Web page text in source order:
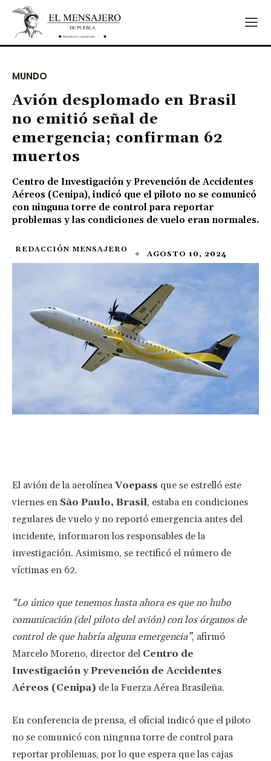
MUNDO
Avión desplomado en Brasil
no emitió señal de
emergencia; confirman 62
muertos
Centro de Investigación y Prevención de Accidentes
Aéreos (Cenipa), indicó que el piloto no se comunicó
con ninguna torre de control para reportar
problemas y las condiciones de vuelo eran normales.
REDACCIÓN MENSAJERO AGOSTO 10, 2024
El avión de la aerolíneaVoepass que se estrelló este
viernes en São Paulo, Brasil, estaba en condiciones
regulares de vuelo y no reportó emergencia antes del
incidente, informaron los responsables de la
investigación. Asimismo, se rectificó el número de
víctimas en 62.
“Lo único que tenemos hasta ahora es que no hubo
comunicación (del piloto del avión) con los órganos de
control de que habría alguna emergencia”, afirmó
Marcelo Moreno, director del Centro de
Investigación y Prevención de Accidentes
Aéreos (Cenipa) de la Fuerza Aérea Brasileña.
En conferencia de prensa, el oficial indicó que el piloto
no se comunicó con ninguna torre de control para
reportar problemas, por lo que espera que las cajas